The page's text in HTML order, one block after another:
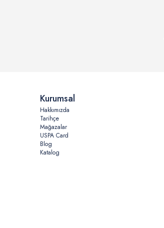
Kurumsal
Hakkımızda
Tarihçe
Mağazalar
USPA Card
Blog
Katalog